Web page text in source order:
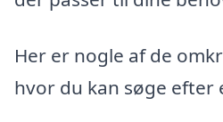
Her er nogle af de
hvor du kan søge efter